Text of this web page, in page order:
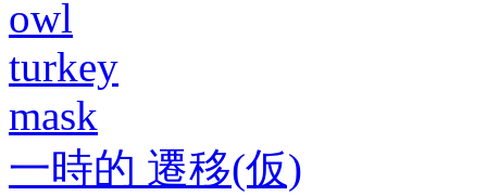
owl
turkey
mask
一時的 遷移(仮)